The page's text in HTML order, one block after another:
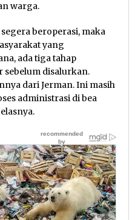
warga.
beroperasi, maka
yang
ada tiga tahap
sebelum disalurkan.
dari Jerman. Ini masih
administrasi di bea